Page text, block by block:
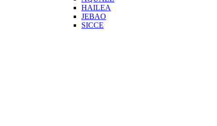
HAILEA
JEBAO
SICCE